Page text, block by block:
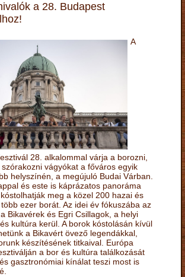
a 28. Budapest
A
28. alkalommal várja a borozni,
vágyókat a főváros egyik
helyszínén, a megújuló Budai Várban.
és este is káprázatos panoráma
meg a közel 200 hazai és
ezer borát. Az idei év fókuszába az
Bikavérek és Egri Csillagok, a helyi
kultúra kerül. A borok kóstolásán kívül
a Bikavért övező legendákkal,
készítésének titkaival. Európa
a bor és kultúra találkozását
gasztronómiai kínálat teszi most is